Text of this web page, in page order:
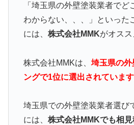
「埼玉県の外壁塗装業者で
わからない、、、」といった
には、 株式会社MMKがオスス
株式会社MMKは、 埼玉県の
ングで1位に選出されています
埼玉県での外壁塗装業者選び
には、 株式会社MMKでも相